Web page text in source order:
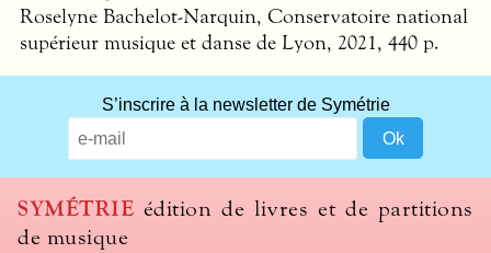
Roselyne Bachelot-Narquin, Conservatoire national
supérieur musique et danse de Lyon, 2021, 440 p.
S’inscrire à la newsletter de Symétrie
SYMÉTRIE édition de livres et de partitions
de musique